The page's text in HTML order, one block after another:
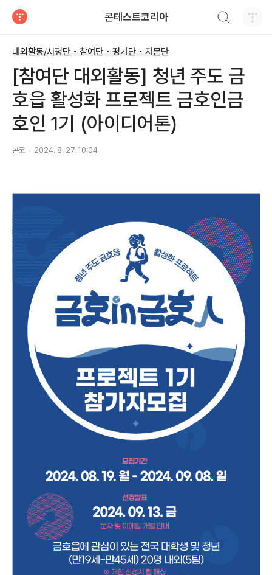
콘테스트코리아
대외활동/서평단 • 참여단 • 평가단 • 자문단
[참여단 대외활동] 청년 주도 금
호읍 활성화 프로젝트 금호인금
호인 1기 (아이디어톤)
콘코 2024. 8. 27. 10:04